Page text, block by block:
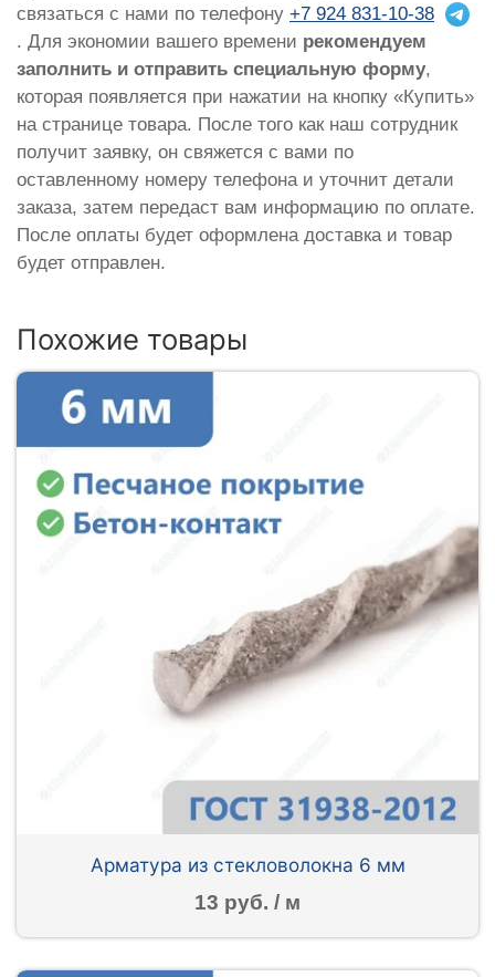
связаться с нами по телефону +7 924 831-10-38
. Для экономии вашего времени рекомендуем
заполнить и отправить специальную форму,
которая появляется при нажатии на кнопку «Купить»
на странице товара. После того как наш сотрудник
получит заявку, он свяжется с вами по
оставленному номеру телефона и уточнит детали
заказа, затем передаст вам информацию по оплате.
После оплаты будет оформлена доставка и товар
будет отправлен.
Похожие товары
Арматура из стекловолокна 6 мм
13 руб. / м